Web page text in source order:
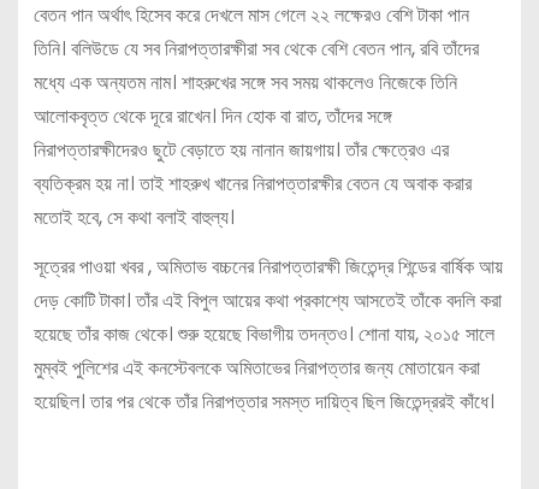
বেতন পান অর্থাৎ হিসেব করে দেখলে মাস গেলে ২২ লক্ষেরও বেশি টাকা পান
তিনি। বলিউডে যে সব নিরাপত্তারক্ষীরা সব থেকে বেশি বেতন পান, রবি তাঁদের
মধ্যে এক অন্যতম নাম। শাহরুখের সঙ্গে সব সময় থাকলেও নিজেকে তিনি
আলোকবৃত্ত থেকে দূরে রাখেন। দিন হোক বা রাত, তাঁদের সঙ্গে
নিরাপত্তারক্ষীদেরও ছুটে বেড়াতে হয় নানান জায়গায়। তাঁর ক্ষেত্রেও এর
ব্যতিক্রম হয় না। তাই শাহরুখ খানের নিরাপত্তারক্ষীর বেতন যে অবাক করার
মতোই হবে, সে কথা বলাই বাহুল্য।
সূত্রের পাওয়া খবর , অমিতাভ বচ্চনের নিরাপত্তারক্ষী জিতেন্দ্র শিন্ডের বার্ষিক আয়
দেড় কোটি টাকা। তাঁর এই বিপুল আয়ের কথা প্রকাশ্যে আসতেই তাঁকে বদলি করা
হয়েছে তাঁর কাজ থেকে। শুরু হয়েছে বিভাগীয় তদন্তও। শোনা যায়, ২০১৫ সালে
মুম্বই পুলিশের এই কনস্টেবলকে অমিতাভের নিরাপত্তার জন্য মোতায়েন করা
হয়েছিল। তার পর থেকে তাঁর নিরাপত্তার সমস্ত দায়িত্ব ছিল জিতেন্দ্ররই কাঁধে।